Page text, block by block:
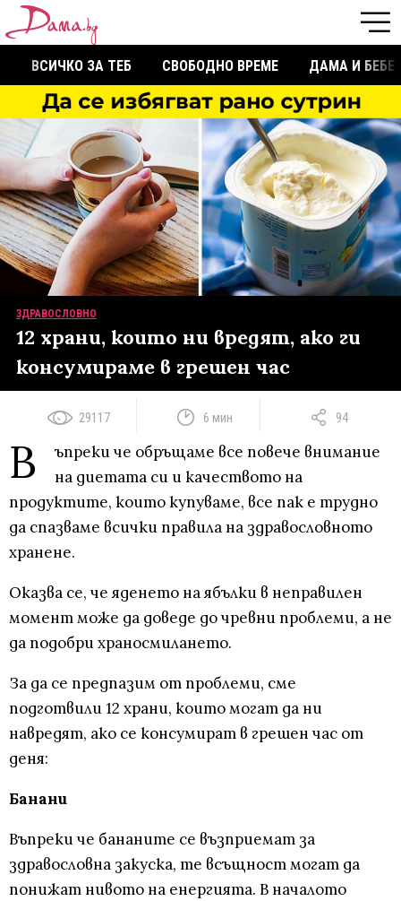
ВСИЧКО ЗА ТЕБ СВОБОДНО ВРЕМЕ ДАМА И БЕБЕ
ЗДРАВОСЛОВНО
12 храни, които ни вредят, ако ги
консумираме в грешен час
29117 6 мин 94
В
ъпреки че обръщаме все повече внимание
на диетата си и качеството на
продуктите, които купуваме, все пак е трудно
да спазваме всички правила на здравословното
хранене.
Оказва се, че яденето на ябълки в неправилен
момент може да доведе до чревни проблеми, а не
да подобри храносмилането.
За да се предпазим от проблеми, сме
подготвили 12 храни, които могат да ни
навредят, ако се консумират в грешен час от
деня:
Банани
Въпреки че бананите се възприемат за
здравословна закуска, те всъщност могат да
понижат нивото на енергията. В началото